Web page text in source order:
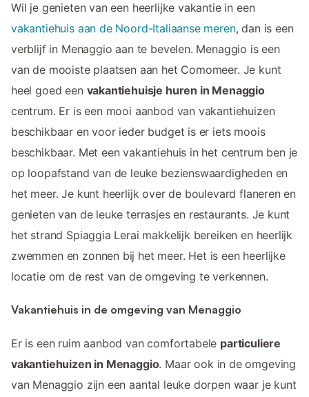
Wil je genieten van een heerlijke vakantie in een
vakantiehuis aan de Noord-Italiaanse meren, dan is een
verblijf in Menaggio aan te bevelen. Menaggio is een
van de mooiste plaatsen aan het Comomeer. Je kunt
heel goed een vakantiehuisje huren in Menaggio
centrum. Er is een mooi aanbod van vakantiehuizen
beschikbaar en voor ieder budget is er iets moois
beschikbaar. Met een vakantiehuis in het centrum ben je
op loopafstand van de leuke bezienswaardigheden en
het meer. Je kunt heerlijk over de boulevard flaneren en
genieten van de leuke terrasjes en restaurants. Je kunt
het strand Spiaggia Lerai makkelijk bereiken en heerlijk
zwemmen en zonnen bij het meer. Het is een heerlijke
locatie om de rest van de omgeving te verkennen.
Vakantiehuis in de omgeving van Menaggio
Er is een ruim aanbod van comfortabele particuliere
vakantiehuizen in Menaggio. Maar ook in de omgeving
van Menaggio zijn een aantal leuke dorpen waar je kunt